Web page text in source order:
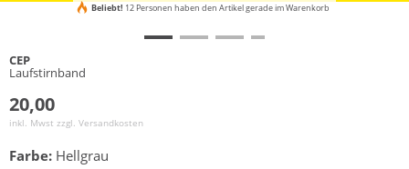
Beliebt! 12 Personen haben den Artikel gerade im Warenkorb
CEP
Laufstirnband
20,00
inkl. Mwst zzgl. Versandkosten
Farbe: Hellgrau